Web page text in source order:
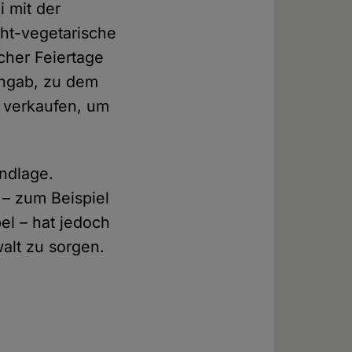
mit der
vegetarische
Feiertage
zu dem
um
– zum Beispiel
– hat jedoch
zu sorgen.